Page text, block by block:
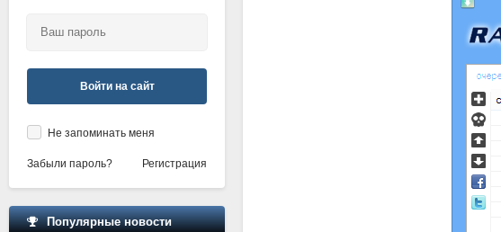
Войти на сайт
Не запоминать меня
Забыли пароль? Регистрация
Популярные новости